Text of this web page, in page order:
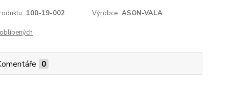
100-19-002 Výrobce: ASON-VALA
0